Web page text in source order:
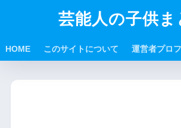
芸能人の子供ま
HOME このサイトについて 運営者プロ